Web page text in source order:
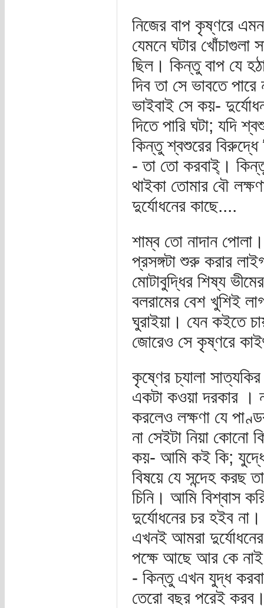
নিজের বাপ কৃষ্ণরে
যেমনে ঘটার
ছিল। কিন্তু বাপ যে
দিব তা সে ভাবতে
ভাইবাই সে কয়-
দিতে পারি ঘটা; যদি
কিন্তু শ্বশুরের
- তা তো করবাই্। কিন্তু
থাইকা তোমার বৌ
দুর্যোধনের কাছে....
শাম্ব তো নাদান
প্রসঙ্গটা শুরু করার
মোটাবুদ্ধির শিষ্য
বলরামের বেশ খুশিই
ঘুরাইয়া। যেন কইতে
জোরেও সে কৃষ্ণরে
কৃষ্ণের চ্যালা
একটা কওয়া দরকার ।
করলেও লক্ষণা যে
না সেইটা নিয়া কোনো
কয়- আমি কই কি;
বিষয়ে যে সন্দেহ করছ
চিনি। আমি বিশ্বাস
দুর্যোধনের চর হইব
এখনই আমরা
পক্ষে আছে আর কে
- কিন্তু এখন যুদ্ধ করবা
তেরো বছর পরেই